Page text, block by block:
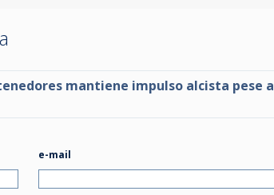
mantiene impulso alcista pese a
e-mail